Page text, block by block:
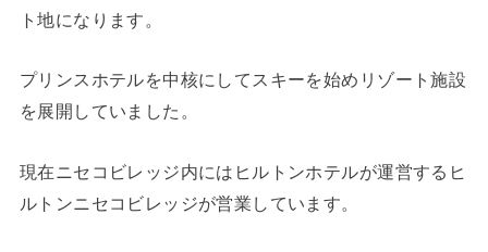
ト地になります。
プリンスホテルを中核にしてスキーを始めリゾート施設
を展開していました。
現在ニセコビレッジ内にはヒルトンホテルが運営するヒ
ルトンニセコビレッジが営業しています。